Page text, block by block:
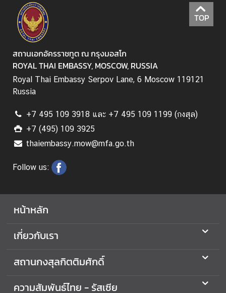
ส
ถ
า
น
ง
สุ
ล
ต
ติ
ศั
ดิ์
ว
ม
ม
TOP
สถานเอกอัครราชทูต ณ กรุงมอสโก
ROYAL THAI EMBASSY, MOSCOW, RUSSIA
Royal Thai Embassy Serpov Lane, 6 Moscow 119121
Russia
+7 495 109 3918 และ +7 495 109 1199 (กงสุล)
+7 (495) 109 3925
thaiembassy.mow@mfa.go.th
Follow us:
หน้าหลัก
เกี่ยวกับเรา
สถานกงสุลกิตติมศักดิ์
ความสัมพันธ์ไทย - รัสเซีย